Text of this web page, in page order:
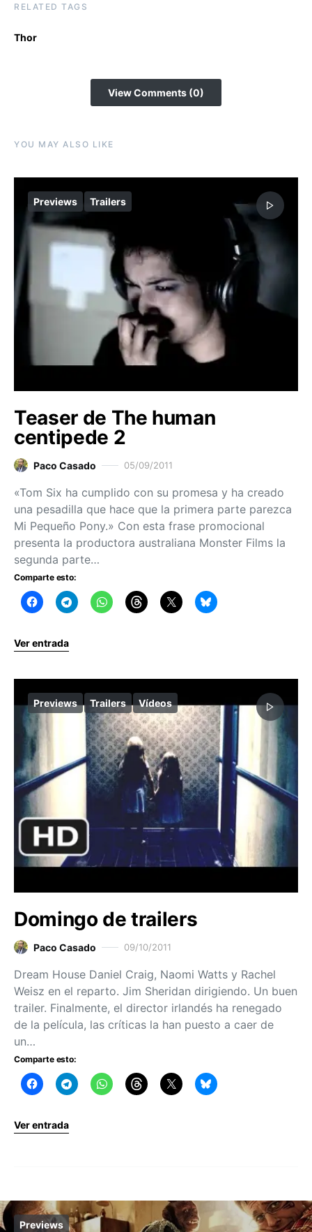
RELATED TAGS
Thor
View Comments (0)
YOU MAY ALSO LIKE
Previews Trailers
Teaser de The human
centipede 2
Paco Casado 05/09/2011
«Tom Six ha cumplido con su promesa y ha creado
una pesadilla que hace que la primera parte parezca
Mi Pequeño Pony.» Con esta frase promocional
presenta la productora australiana Monster Films la
segunda parte…
Comparte esto:
Ver entrada
Previews Trailers Vídeos
Domingo de trailers
Paco Casado 09/10/2011
Dream House Daniel Craig, Naomi Watts y Rachel
Weisz en el reparto. Jim Sheridan dirigiendo. Un buen
trailer. Finalmente, el director irlandés ha renegado
de la película, las críticas la han puesto a caer de
un…
Comparte esto:
Ver entrada
Previews